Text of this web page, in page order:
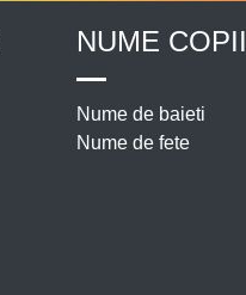
NUME COPII
Nume de baieti
Nume de fete